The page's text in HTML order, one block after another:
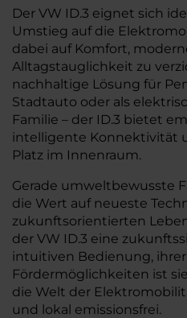
Der VW ID.3 eignet sich
Umstieg auf die
dabei auf Komfort,
Alltagstauglichkeit zu
nachhaltige Lösung für
Stadtauto oder als
Familie – der ID.3 bietet
intelligente Konnektivität
Platz im Innenraum.
Gerade umweltbewusste
die Wert auf neueste
zukunftsorientierten
der VW ID.3 eine
intuitiven Bedienung,
Fördermöglichkeiten ist
die Welt der
und lokal emissionsfrei.